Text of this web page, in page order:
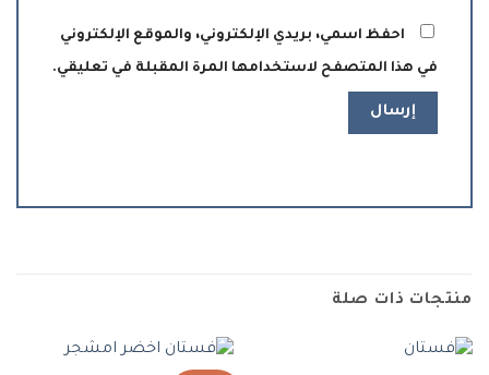
احفظ اسمي، بريدي الإلكتروني، والموقع الإلكتروني
في هذا المتصفح لاستخدامها المرة المقبلة في تعليقي.
منتجات ذات صلة